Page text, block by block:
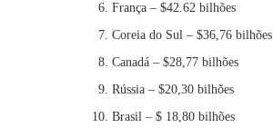
França – $42.62 bilhões
Coreia do Sul – $36,76 bilhões
Canadá – $28,77 bilhões
Rússia – $20,30 bilhões
Brasil – $ 18,80 bilhões